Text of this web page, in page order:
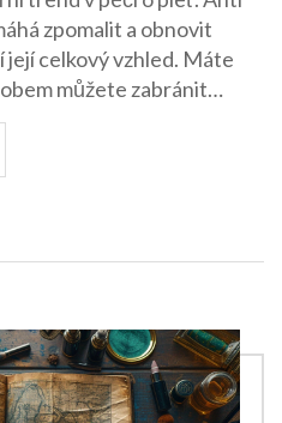
zpomalit a obnovit
její celkový vzhled. Máte
můžete zabránit
jsou nejnovější anti aging
mně a prozkoumejte svět